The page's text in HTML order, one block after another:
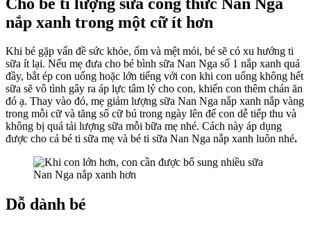
nắp xanh trong một cữ ít hơn
Khi bé gặp vấn đề sức khỏe, ốm và mệt mỏi, bé sẽ có xu hướng ti
sữa ít lại. Nếu mẹ đưa cho bé bình sữa Nan Nga số 1 nắp xanh quá
đầy, bắt ép con uống hoặc lớn tiếng với con khi con uống không hết
sữa sẽ vô tình gây ra áp lực tâm lý cho con, khiến con thêm chán ăn
đó ạ. Thay vào đó, mẹ giảm lượng sữa Nan Nga nắp xanh nắp vàng
trong mỗi cữ và tăng số cữ bú trong ngày lên để con dễ tiếp thu và
không bị quá tải lượng sữa mỗi bữa mẹ nhé. Cách này áp dụng
được cho cả bé ti sữa mẹ và bé ti sữa Nan Nga nắp xanh luôn nhé.
Dỗ dành bé